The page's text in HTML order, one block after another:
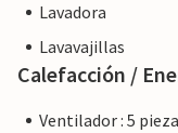
Lavadora
Lavavajillas
Calefacción /
Ventilador : 5